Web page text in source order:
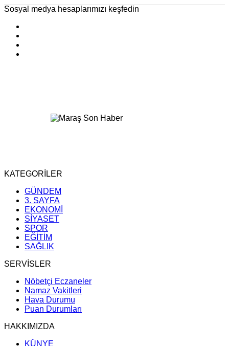
Sosyal medya hesaplarımızı keşfedin
KATEGORİLER
GÜNDEM
3. SAYFA
EKONOMİ
SİYASET
SPOR
EĞİTİM
SAĞLIK
SERVİSLER
Nöbetçi Eczaneler
Namaz Vakitleri
Hava Durumu
Puan Durumları
HAKKIMIZDA
KÜNYE